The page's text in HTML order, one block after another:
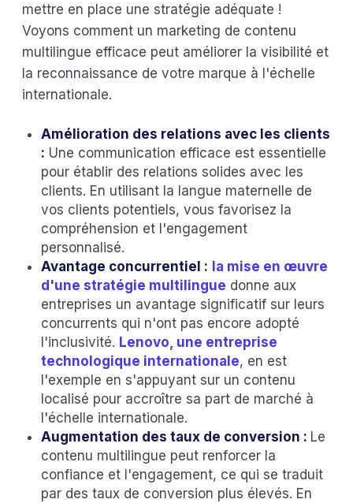
mettre en place une stratégie adéquate !
Voyons comment un marketing de contenu
multilingue efficace peut améliorer la visibilité et
la reconnaissance de votre marque à l'échelle
internationale.
Amélioration des relations avec les clients
: Une communication efficace est essentielle
pour établir des relations solides avec les
clients. En utilisant la langue maternelle de
vos clients potentiels, vous favorisez la
compréhension et l'engagement
personnalisé.
Avantage concurrentiel : la mise en œuvre
d'une stratégie multilingue donne aux
entreprises un avantage significatif sur leurs
concurrents qui n'ont pas encore adopté
l'inclusivité. Lenovo, une entreprise
technologique internationale, en est
l'exemple en s'appuyant sur un contenu
localisé pour accroître sa part de marché à
l'échelle internationale.
Augmentation des taux de conversion : Le
contenu multilingue peut renforcer la
confiance et l'engagement, ce qui se traduit
par des taux de conversion plus élevés. En